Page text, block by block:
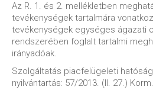
Az R. 1. és 2. mellékletben
tevékenységek tartalmára
tevékenységek egységes ágazati
rendszerében foglalt tartalmi
irányadóak.
Szolgáltatás piacfelügeleti
nyilvántartás: 57/2013. (II. 27.)